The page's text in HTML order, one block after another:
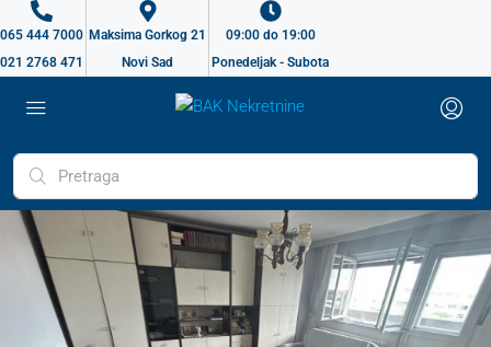
065 444 7000
021 2768 471
Maksima Gorkog 21
Novi Sad
09:00 do 19:00
Ponedeljak - Subota